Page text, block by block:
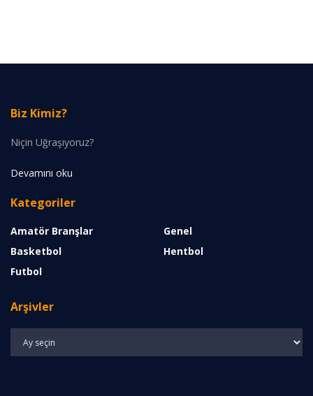
Biz Kimiz?
Niçin Uğraşıyoruz?
Devamını oku
Kategoriler
Amatör Branşlar
Basketbol
Futbol
Genel
Hentbol
Arşivler